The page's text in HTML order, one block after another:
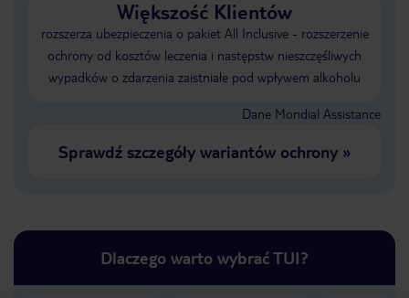
Większość Klientów
rozszerza ubezpieczenia o pakiet All Inclusive - rozszerzenie
ochrony od kosztów leczenia i następstw nieszczęśliwych
wypadków o zdarzenia zaistniałe pod wpływem alkoholu
Dane Mondial Assistance
Sprawdź szczegóły wariantów ochrony»
Dlaczego warto wybrać TUI?